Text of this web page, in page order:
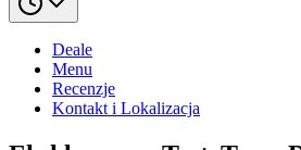
Deale
Menu
Recenzje
Kontakt i Lokalizacja